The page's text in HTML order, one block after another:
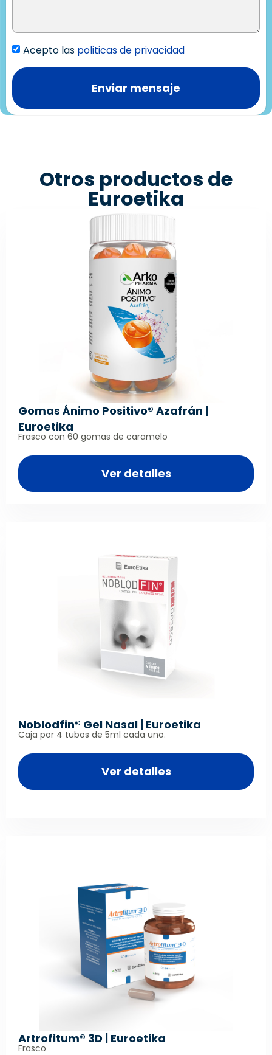
Acepto las politicas de privacidad
Enviar mensaje
Otros productos de
Euroetika
Gomas Ánimo Positivo® Azafrán |
Euroetika
Frasco con 60 gomas de caramelo
Ver detalles
Noblodfin® Gel Nasal | Euroetika
Caja por 4 tubos de 5ml cada uno.
Ver detalles
Artrofitum® 3D | Euroetika
Frasco